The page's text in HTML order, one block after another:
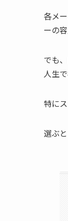
各メ
ーの
でも
人生
特に
選ぶ